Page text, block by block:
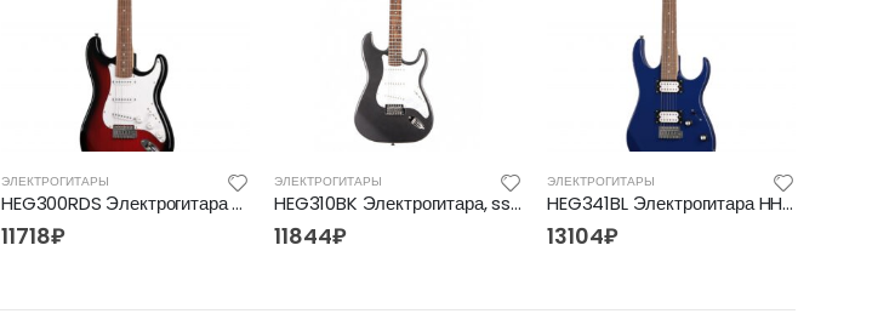
ЭЛЕКТРОГИТАРЫ
HEG300RDS Электрогитара Homage
11718₽
ЭЛЕКТРОГИТАРЫ
HEG310BK Электрогитара, sss, Homage
11844₽
ЭЛЕКТРОГИТАРЫ
HEG341BL Электрогитара HH Homage
13104₽